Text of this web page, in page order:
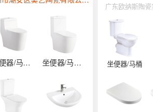
坐便器/马桶系列 坐便器/马桶系列
广东欧纳斯陶
坐便器/马桶